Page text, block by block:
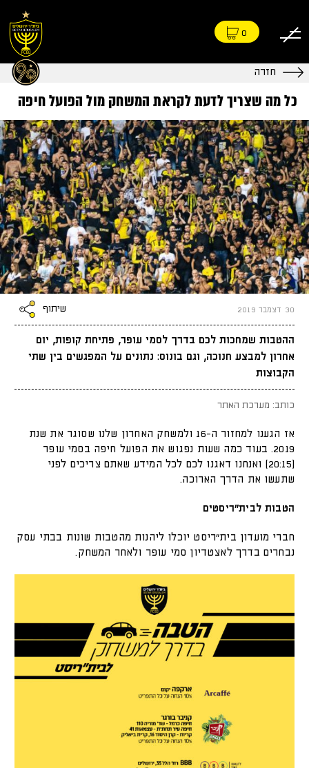
0
חזרה
כל מה שצריך לדעת לקראת המשחק מול הפועל חיפה
30 דצמבר 2019 שיתוף
ההטבות שמחכות לכם בדרך לסמי עופר, פתיחת קופות, יום
אחרון למבצע חנוכה, וגם בונוס: נתונים על המפגשים בין שתי
הקבוצות
כותב: מערכת האתר
אז הגענו למחזור ה-16 ולמשחק האחרון שלנו שסוגר את שנת
2019. בעוד כמה שעות נפגוש את הפועל חיפה בסמי עופר
(20:15) ואנחנו דאגנו לכם לכל המידע שאתם צריכים לפני
שתעשו את הדרך הארוכה.
הטבות לבית"ריסטים
חברי מועדון בית״ריסט יוכלו ליהנות מהטבות שונות בבתי עסק
נבחרים בדרך לאצטדיון סמי עופר ולאחר המשחק.